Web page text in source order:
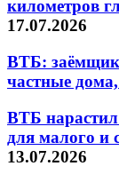
километров
17.07.2026
ВТБ:
частные
ВТБ
для малого и
13.07.2026